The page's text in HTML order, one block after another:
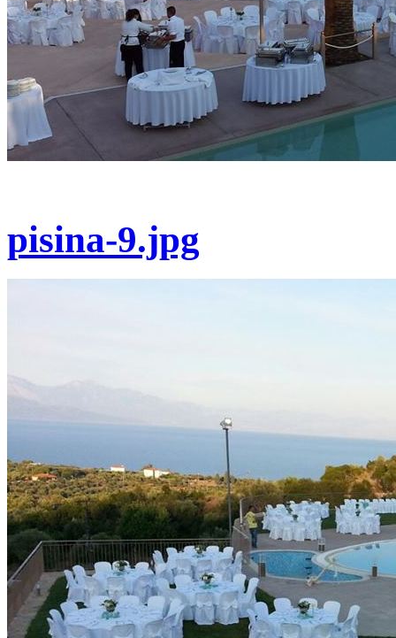
pisina-9.jpg